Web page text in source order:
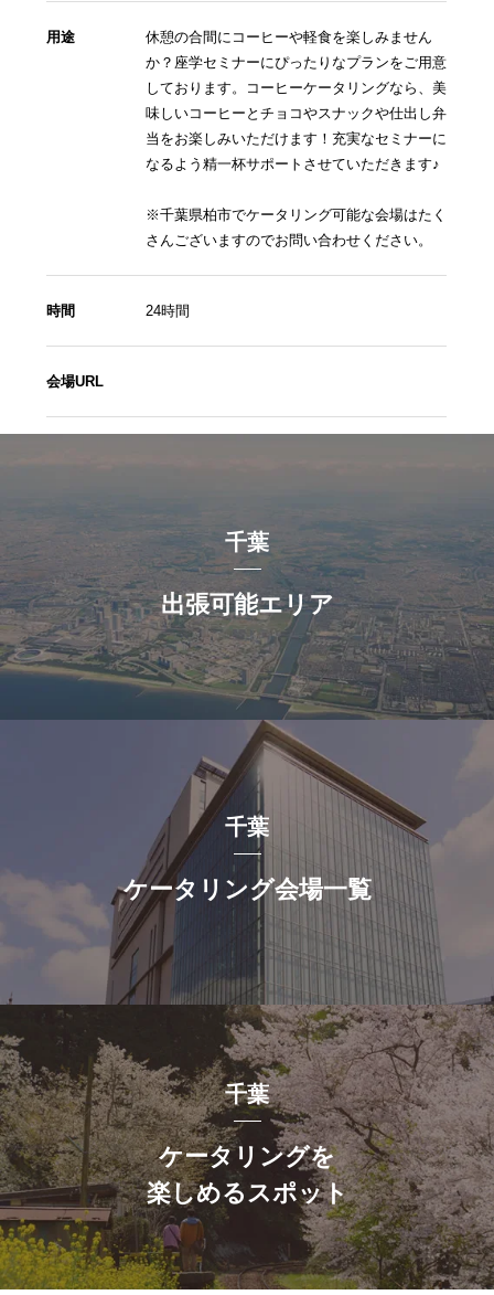
用途
休憩の合間にコーヒーや軽食を楽しみません
か？座学セミナーにぴったりなプランをご用意
しております。コーヒーケータリングなら、美
味しいコーヒーとチョコやスナックや仕出し弁
当をお楽しみいただけます！充実なセミナーに
なるよう精一杯サポートさせていただきます♪
※千葉県柏市でケータリング可能な会場はたく
さんございますのでお問い合わせください。
時間 24時間
会場URL
千葉
出張可能エリア
千葉
ケータリング会場一覧
千葉
ケータリングを
楽しめるスポット